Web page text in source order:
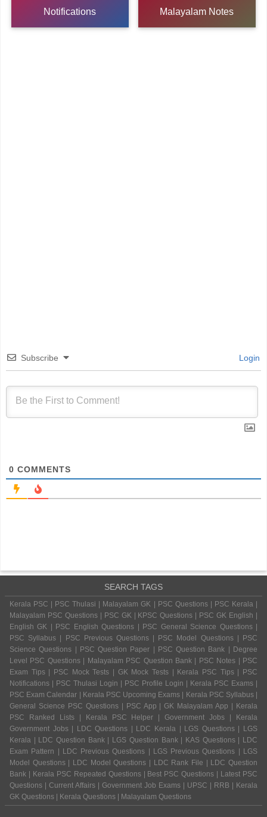
Notifications Malayalam Notes
Subscribe Login
0 COMMENTS
SEARCH TAGS
Kerala PSC | PSC Thulasi | Malayalam GK | PSC Questions | PSC Kerala |
Malayalam PSC Questions | PSC GK | KPSC Questions | PSC GK English |
English GK | PSC English Questions | PSC General Science Questions |
PSC Syllabus | PSC Previous Questions | PSC Model Questions | PSC
Science Questions | PSC Question Paper | PSC Question Bank | Degree
Level PSC Questions | Malayalam PSC Question Bank | PSC Notes | PSC
Exam Tips | PSC Mock Tests | GK Mock Tests | Kerala PSC Tips | PSC
Notifications | PSC Thulasi Login | PSC Profile Login | Kerala PSC Exams |
PSC Exam Calendar | Kerala PSC Upcoming Exams | Kerala PSC Syllabus |
General Science PSC Questions | PSC App | GK Malayalam App | Kerala
PSC Ranked Lists | Kerala PSC Helper | Government Jobs | Kerala
Government Jobs | LDC Questions | LDC Kerala | LGS Questions | LGS
Kerala | LDC Question Bank | LGS Question Bank | KAS Questions | LDC
Exam Pattern | LDC Previous Questions | LGS Previous Questions | LGS
Model Questions | LDC Model Questions | LDC Rank File | LDC Question
Bank | Kerala PSC Repeated Questions | Best PSC Questions | Latest PSC
Questions | Current Affairs | Government Job Exams | UPSC | RRB | Kerala
GK Questions | Kerala Questions | Malayalam Questions